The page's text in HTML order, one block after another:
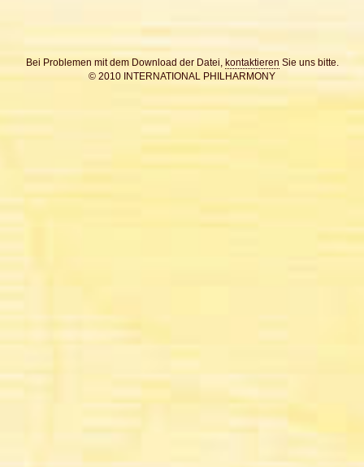
Bei Problemen mit dem Download der Datei, kontaktieren Sie uns bitte.
© 2010 INTERNATIONAL PHILHARMONY